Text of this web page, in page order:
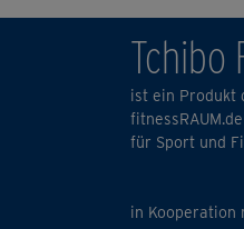
Tchibo
ist ein Produkt
für Sport und
in Kooperation